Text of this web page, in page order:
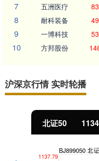
7 五洲医疗
8 耐科装备
9 一博科技
10 方邦股份
沪深京行情 实时轮播
北证50